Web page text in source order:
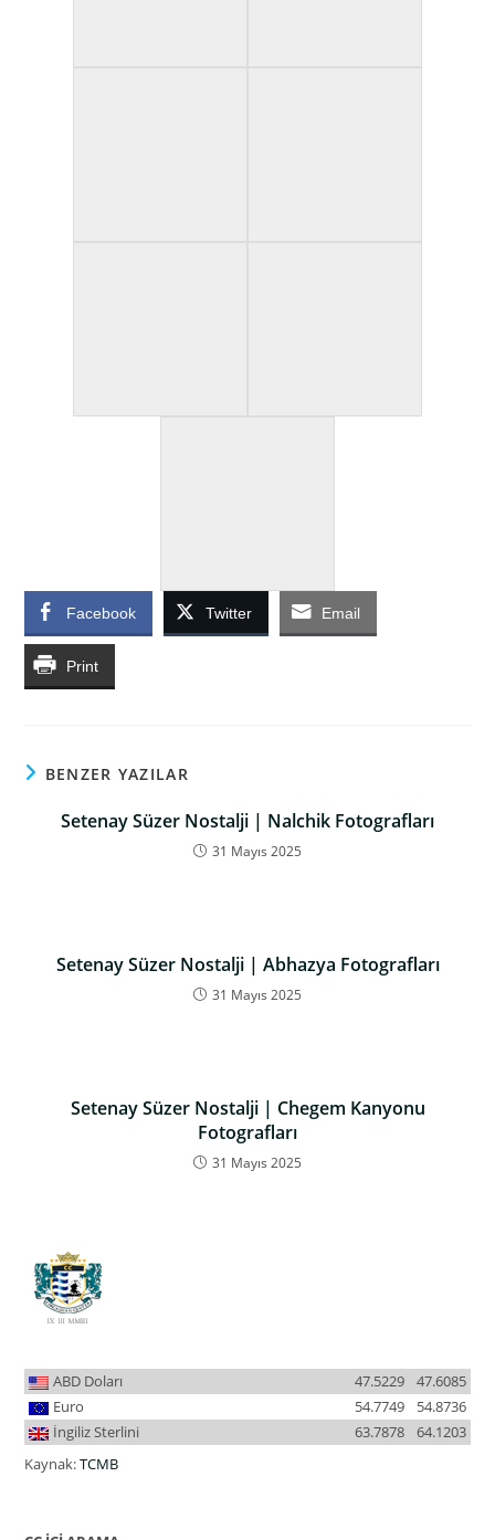
Facebook Twitter Email
Print
BENZER YAZILAR
Setenay Süzer Nostalji | Nalchik Fotografları
31 Mayıs 2025
Setenay Süzer Nostalji | Abhazya Fotografları
31 Mayıs 2025
Setenay Süzer Nostalji | Chegem Kanyonu
Fotografları
31 Mayıs 2025
ABD Doları 47.6085
47.5229
Euro
54.8736
54.7749
İngiliz Sterlini
64.1203
63.7878
Kaynak:TCMB